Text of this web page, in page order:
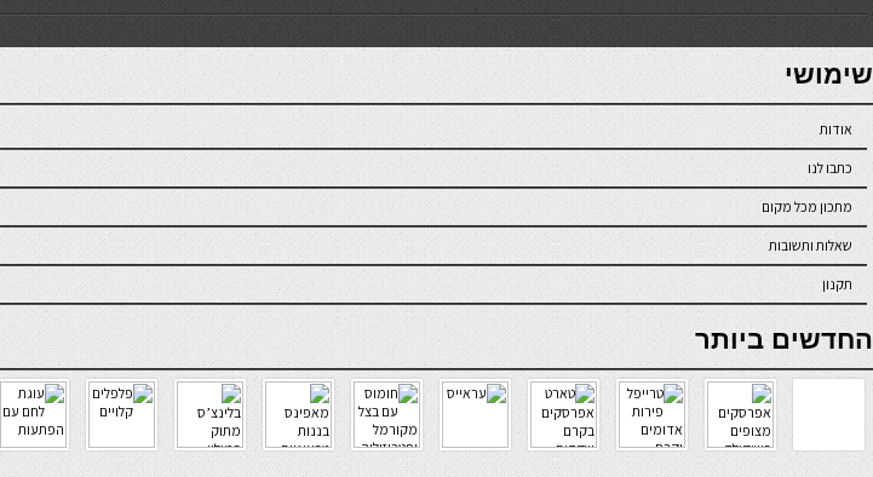
7slots
seriöse online casinos österreich
שימושי
אודות
כתבו לנו
מתכון מכל מקום
שאלות ותשובות
תקנון
online casino
החדשים ביותר